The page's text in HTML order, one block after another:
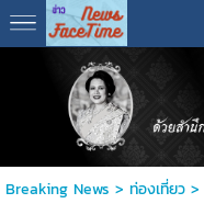
Breaking News > ท่องเที่ยว>